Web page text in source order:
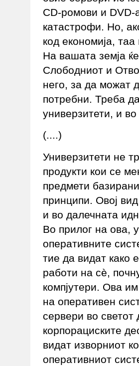
CD-ромови и
катастрофи. Но,
код економија,
На вашата земја
Слободниот и
него, за да можат
потребни. Треба
универзитети, и
(....)
Универзитети не
продукти кои се
предмети
принципи. Овој
и во далечната
Во прилог на ова,
оперативните
тие да видат како
работи на сѐ,
компјутери. Ова
на оперативен
сервери во светот
корпорациските
видат изворниот
оперативниот